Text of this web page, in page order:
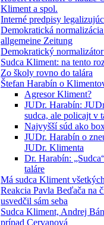
Kliment a spol.
Interné predpisy
Demokratická
allgemeine Zeitung
Demokratický
Sudca Kliment: na tento
Zo školy rovno do talára
Štefan Harabín o
Agresor Kliment?
JUDr. Harabín:
sudca, ale policajt v
Najvyšší súd ako
JUDr. Harabín o
JUDr. Klimenta
Dr. Harabín:
taláre
Má sudca Kliment
Reakcia Pavla Beďača na
usvedčil sám seba
Sudca Kliment, Andrej
prípad Cervanová